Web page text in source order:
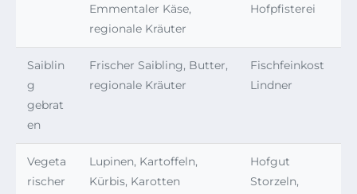
Emmentaler Käse,
regionale Kräuter
Hofpfisterei
Saiblin
g
gebrat
en
Frischer Saibling, Butter,
regionale Kräuter
Fischfeinkost
Lindner
Vegeta
rischer
Lupinen, Kartoffeln,
Kürbis, Karotten
Hofgut
Storzeln,